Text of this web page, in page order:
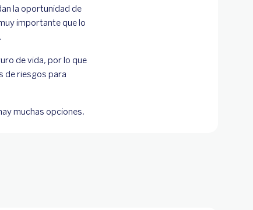
la oportunidad de
importante que lo
de vida, por lo que
de riesgos para
muchas opciones,